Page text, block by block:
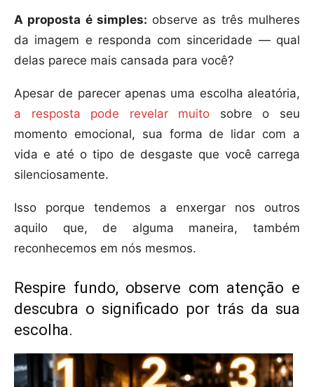
A proposta é simples: observe as três mulheres
da imagem e responda com sinceridade — qual
delas parece mais cansada para você?
Apesar de parecer apenas uma escolha aleatória,
a resposta pode revelar muito sobre o seu
momento emocional, sua forma de lidar com a
vida e até o tipo de desgaste que você carrega
silenciosamente.
Isso porque tendemos a enxergar nos outros
aquilo que, de alguma maneira, também
reconhecemos em nós mesmos.
Respire fundo, observe com atenção e
descubra o significado por trás da sua
escolha.